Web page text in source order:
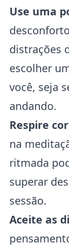
Use uma
distrações
escolher
você, seja
andando.
Respire
na
ritmada
superar
sessão.
Aceite as